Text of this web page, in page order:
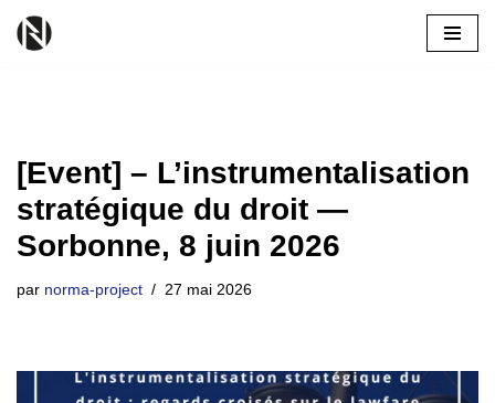
au
contenu
[Event] – L’instrumentalisation
stratégique du droit —
Sorbonne, 8 juin 2026
par norma-project 27 mai 2026